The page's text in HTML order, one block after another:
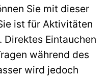
Sie mit dieser
ist für Aktivitäten
Eintauchen
während des
wird jedoch